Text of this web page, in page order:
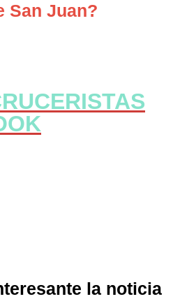
San Juan?
la noticia